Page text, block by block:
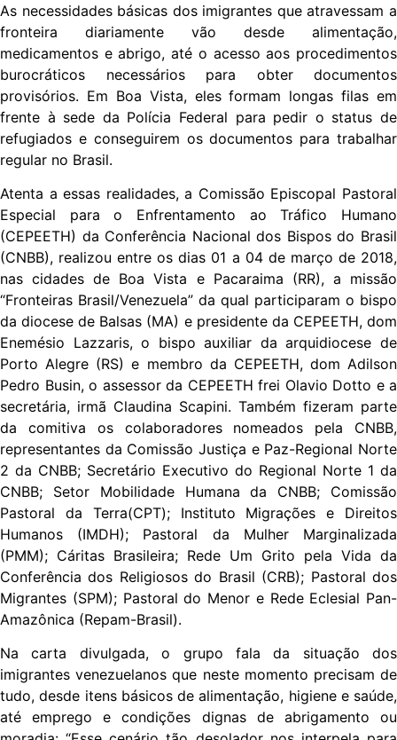
As necessidades básicas dos imigrantes que atravessam a
fronteira diariamente vão desde alimentação,
medicamentos e abrigo, até o acesso aos procedimentos
burocráticos necessários para obter documentos
provisórios. Em Boa Vista, eles formam longas filas em
frente à sede da Polícia Federal para pedir o status de
refugiados e conseguirem os documentos para trabalhar
regular no Brasil.
Atenta a essas realidades, a Comissão Episcopal Pastoral
Especial para o Enfrentamento ao Tráfico Humano
(CEPEETH) da Conferência Nacional dos Bispos do Brasil
(CNBB), realizou entre os dias 01 a 04 de março de 2018,
nas cidades de Boa Vista e Pacaraima (RR), a missão
“Fronteiras Brasil/Venezuela” da qual participaram o bispo
da diocese de Balsas (MA) e presidente da CEPEETH, dom
Enemésio Lazzaris, o bispo auxiliar da arquidiocese de
Porto Alegre (RS) e membro da CEPEETH, dom Adilson
Pedro Busin, o assessor da CEPEETH frei Olavio Dotto e a
secretária, irmã Claudina Scapini. Também fizeram parte
da comitiva os colaboradores nomeados pela CNBB,
representantes da Comissão Justiça e Paz-Regional Norte
2 da CNBB; Secretário Executivo do Regional Norte 1 da
CNBB; Setor Mobilidade Humana da CNBB; Comissão
Pastoral da Terra(CPT); Instituto Migrações e Direitos
Humanos (IMDH); Pastoral da Mulher Marginalizada
(PMM); Cáritas Brasileira; Rede Um Grito pela Vida da
Conferência dos Religiosos do Brasil (CRB); Pastoral dos
Migrantes (SPM); Pastoral do Menor e Rede Eclesial Pan-
Amazônica (Repam-Brasil).
Na carta divulgada, o grupo fala da situação dos
imigrantes venezuelanos que neste momento precisam de
tudo, desde itens básicos de alimentação, higiene e saúde,
até emprego e condições dignas de abrigamento ou